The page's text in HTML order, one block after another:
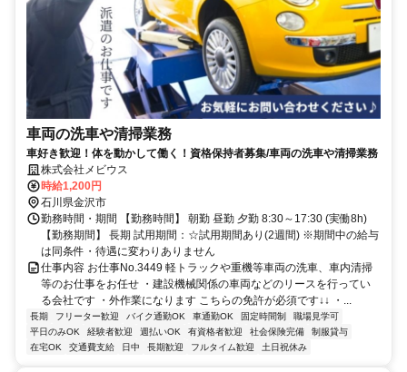
車両の洗車や清掃業務
車好き歓迎！体を動かして働く！資格保持者募集/車両の洗車や清掃業務
株式会社メビウス
時給1,200円
石川県金沢市
勤務時間・期間 【勤務時間】 朝勤 昼勤 夕勤 8:30～17:30 (実働8h)
【勤務期間】 長期 試用期間：☆試用期間あり(2週間) ※期間中の給与
は同条件・待遇に変わりありません
仕事内容 お仕事No.3449 軽トラックや重機等車両の洗車、車内清掃
等のお仕事をお任せ ・建設機械関係の車両などのリースを行ってい
る会社です ・外作業になります こちらの免許が必須です↓↓ ・...
長期 フリーター歓迎 バイク通勤OK 車通勤OK 固定時間制
職場見学可
平日のみOK
経験者歓迎 週払いOK 有資格者歓迎 社会保険完備
制服貸与
在宅OK
交通費支給 日中 長期歓迎 フルタイム歓迎 土日祝休み